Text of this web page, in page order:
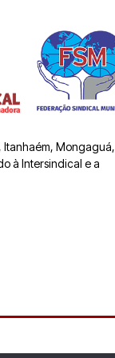
Itanhaém, Mongaguá,
à Intersindical e a